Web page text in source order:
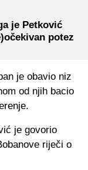
je Petković
potez
je obavio niz
od njih bacio
je govorio
riječi o